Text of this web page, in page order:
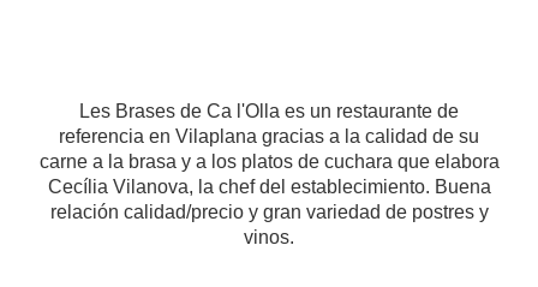
Les Brases de Ca l'Olla es un restaurante de
referencia en Vilaplana gracias a la calidad de su
carne a la brasa y a los platos de cuchara que elabora
Cecília Vilanova, la chef del establecimiento. Buena
relación calidad/precio y gran variedad de postres y
vinos.